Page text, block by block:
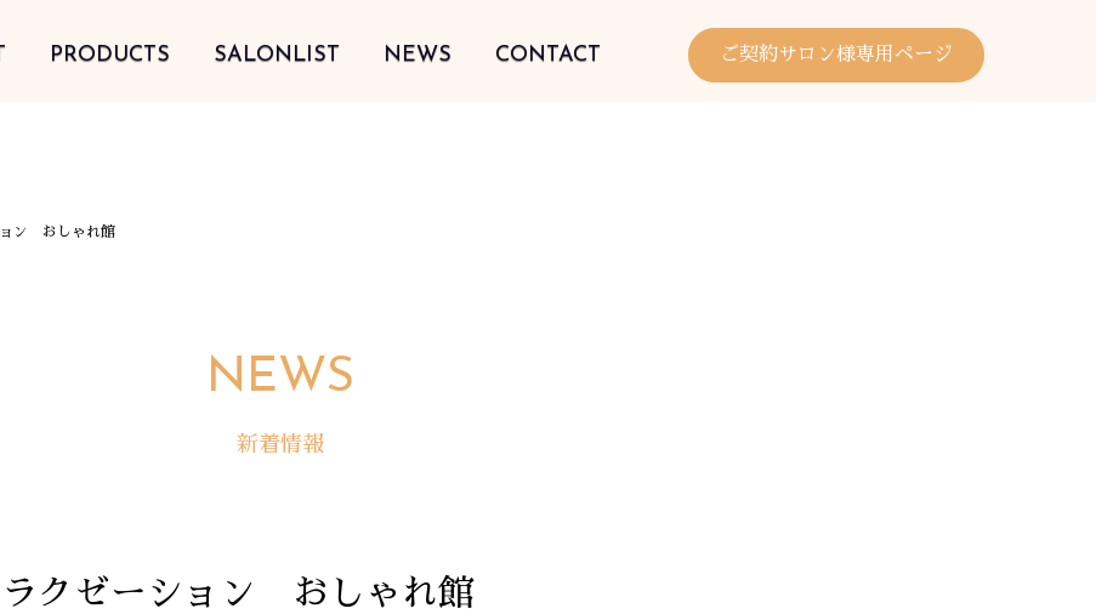
PRODUCTS SALONLIST NEWS CONTACT ご契約サロン様専用ページ
ョン おしゃれ館
NEWS
新着情報
クゼーション おしゃれ館